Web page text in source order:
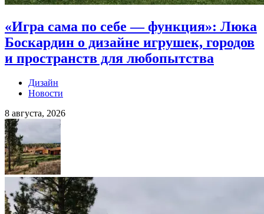
«Игра сама по себе — функция»: Люка
Боскардин о дизайне игрушек, городов
и пространств для любопытства
Дизайн
Новости
8 августа, 2026